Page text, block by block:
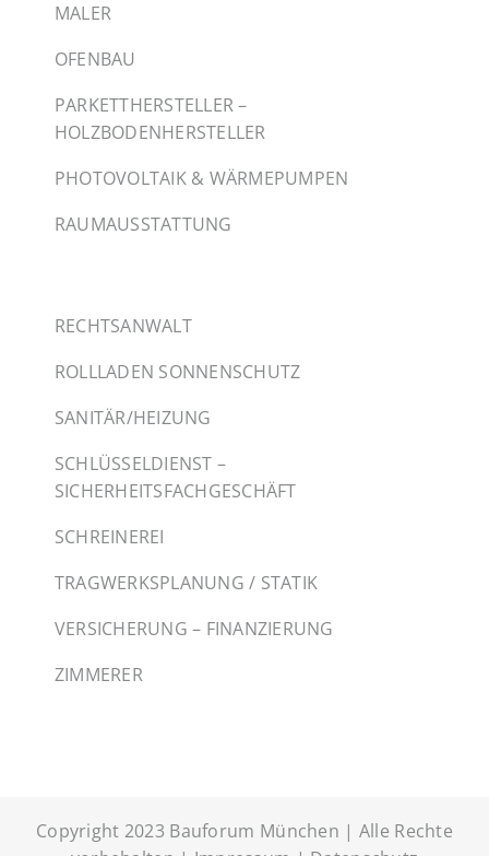
MALER
OFENBAU
PARKETTHERSTELLER –
HOLZBODENHERSTELLER
PHOTOVOLTAIK & WÄRMEPUMPEN
RAUMAUSSTATTUNG
RECHTSANWALT
ROLLLADEN SONNENSCHUTZ
SANITÄR/HEIZUNG
SCHLÜSSELDIENST –
SICHERHEITSFACHGESCHÄFT
SCHREINEREI
TRAGWERKSPLANUNG / STATIK
VERSICHERUNG – FINANZIERUNG
ZIMMERER
Copyright 2023 Bauforum München | Alle Rechte